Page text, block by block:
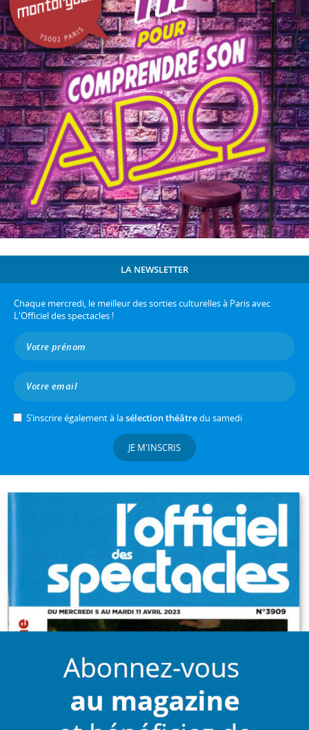
LA NEWSLETTER
Chaque mercredi, le meilleur des sorties culturelles à Paris avec
L'Officiel des spectacles !
S’inscrire également à lasélection théâtredu samedi
JE M'INSCRIS